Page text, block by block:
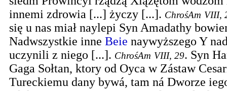
innemi zdrowia [...] życzy [...]. ChrośAm VIII,
się u nas miał naylepi Syn Amadathy
Nadwszystkie inne Beie naywyższego Y
uczynili z niego [...]. ChrośAm VIII, 29. Syn
Gaga Sołtan, ktory od Oyca w Zástaw
Tureckiemu dany bywá, tam ná Dworze